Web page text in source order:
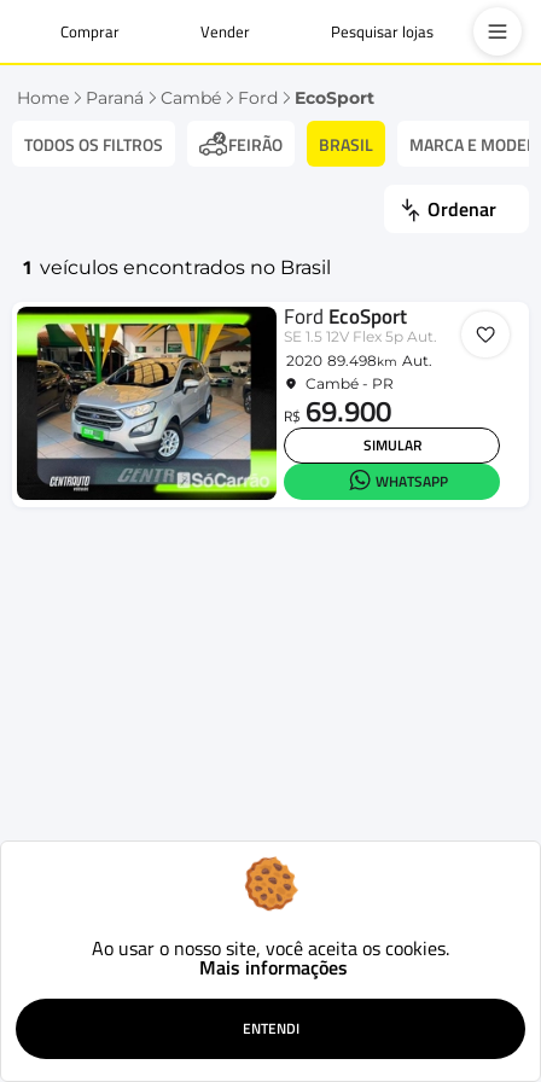
Comprar Vender Pesquisar lojas
Home Paraná Cambé Ford EcoSport
TODOS OS FILTROS FEIRÃO BRASIL MARCA E
Ordenar
1 veículos encontrados no Brasil
Ford EcoSport
SE 1.5 12V Flex 5p Aut.
2020 89.498km Aut.
Cambé - PR
R$ 69.900
SIMULAR
WHATSAPP
Ao usar o nosso site, você aceita os cookies.
Mais informações
ENTENDI